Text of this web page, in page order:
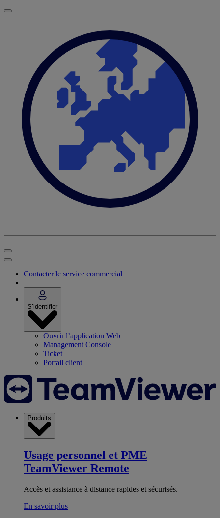
Contacter le service commercial
S’identifier
Ouvrir l’application Web
Management Console
Ticket
Portail client
Produits
Usage personnel et PME
TeamViewer Remote
Accès et assistance à distance rapides et sécurisés.
En savoir plus